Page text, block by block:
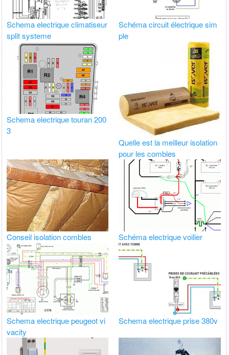
Schema electrique climatiseur
split systeme
Schéma circuit électrique sim
ple
Schema electrique touran 200
3
Quelle est la meilleur isolation
pour les combles
Conseil isolation combles Schéma electrique voilier
Schema electrique peugeot vi
vacity
Schema electrique prise 380v